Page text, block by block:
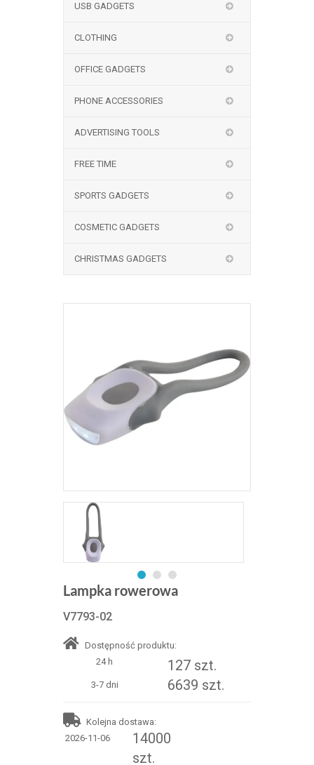
USB GADGETS
CLOTHING
OFFICE GADGETS
PHONE ACCESSORIES
ADVERTISING TOOLS
FREE TIME
SPORTS GADGETS
COSMETIC GADGETS
CHRISTMAS GADGETS
Lampka rowerowa
V7793-02
Dostępność produktu:
24 h
127 szt.
3-7 dni 6639 szt.
Kolejna dostawa:
2026-11-06
14000
szt.